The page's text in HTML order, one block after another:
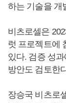
하는 기술을 개
비츠로셀은
럿 프로젝트에
있다. 검증 성
방안도 검토한
장승국 비츠로